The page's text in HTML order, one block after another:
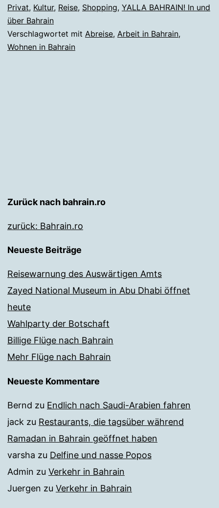
Privat, Kultur, Reise, Shopping, YALLA BAHRAIN! In und
über Bahrain
Verschlagwortet mit Abreise, Arbeit in Bahrain,
Wohnen in Bahrain
Zurück nach bahrain.ro
zurück: Bahrain.ro
Neueste Beiträge
Reisewarnung des Auswärtigen Amts
Zayed National Museum in Abu Dhabi öffnet
heute
Wahlparty der Botschaft
Billige Flüge nach Bahrain
Mehr Flüge nach Bahrain
Neueste Kommentare
Bernd zu Endlich nach Saudi-Arabien fahren
jack zu Restaurants, die tagsüber während
Ramadan in Bahrain geöffnet haben
varsha zu Delfine und nasse Popos
Admin zu Verkehr in Bahrain
Juergen zu Verkehr in Bahrain